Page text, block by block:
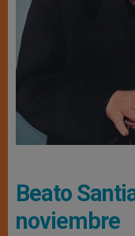
Beato
noviembre